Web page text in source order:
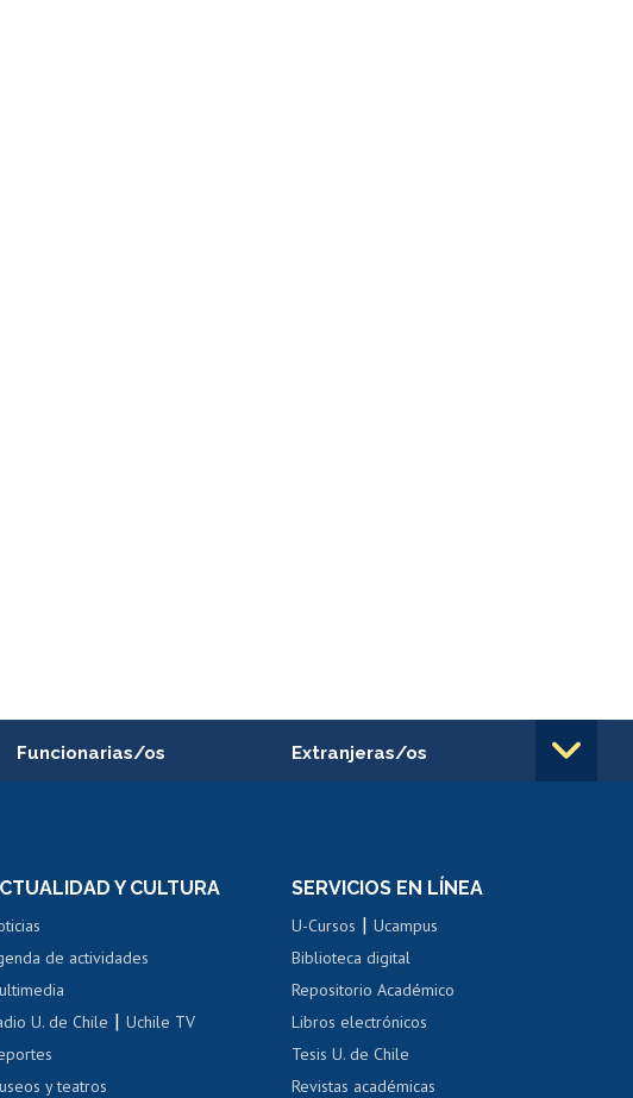
Funcionarias/os
Portal de movilidad interna
Certificado de renta
Certificado de renta
Extranjeras/os
Cursos de español
Y CULTURA
de actividades
U. de Chile |Uchile TV
y teatros
SERVICIOS EN LÍNEA
U-Cursos |Ucampus
Biblioteca digital
Repositorio Académico
Libros electrónicos
Tesis U. de Chile
Revistas académicas